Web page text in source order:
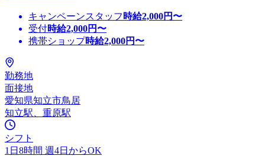
キャンペーンスタッフ 時給2,000円〜
受付時給2,000円〜
携帯ショップ時給2,000円〜
勤務地
面接地
愛知県知立市鳥居
知立駅、重原駅
シフト
1日8時間 週4日からOK